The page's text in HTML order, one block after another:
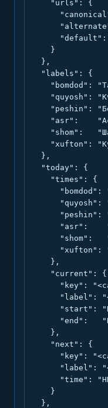
    "urls": {
    }
  },
  "labels": {
"bomdod":
"quyosh":
"peshin":
"asr":
"shom":
"xufton":
  },
  "today": {
    "times": {
"bomdod":
"quyosh":
"peshin":
"asr":
"shom":
"xufton":
    },
    "current": {
"key":
"label":
"start":
"end":
    },
    "next": {
"key":
"label":
"time":
    }
  },